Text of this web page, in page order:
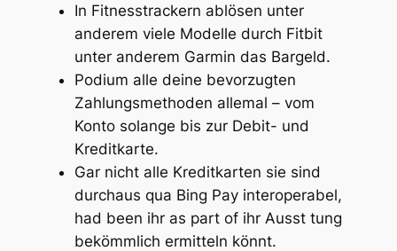
In Fitnesstrackern ablösen unter
anderem viele Modelle durch Fitbit
unter anderem Garmin das Bargeld.
Podium alle deine bevorzugten
Zahlungsmethoden allemal – vom
Konto solange bis zur Debit- und
Kreditkarte.
Gar nicht alle Kreditkarten sie sind
durchaus qua Bing Pay interoperabel,
had been ihr as part of ihr Ausst tung
bekömmlich ermitteln könnt.